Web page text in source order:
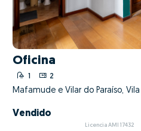
Oficina
1 2
Mafamude e Vilar do Paraíso,
Vendido
Licencia AMI 17432